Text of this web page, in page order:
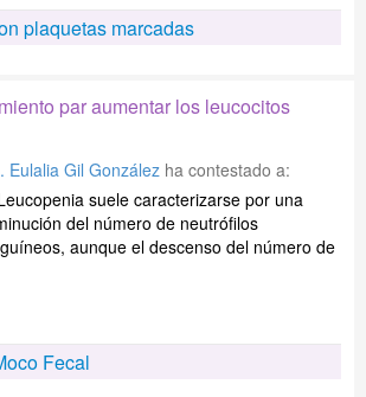
plaquetas marcadas
par aumentar los leucocitos
Eulalia Gil González ha contestado a:
suele caracterizarse por una
del número de neutrófilos
aunque el descenso del número de
Fecal